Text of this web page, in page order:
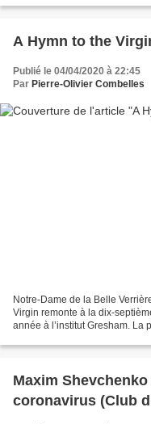
A Hymn to the
Publié le 04/04/2020 à 22:45
Par Pierre-Olivier Combelles
Notre-Dame de la Belle
Virgin remonte à la dix-
année à l’institut Gresham. La
Maxim
coronavirus (Club